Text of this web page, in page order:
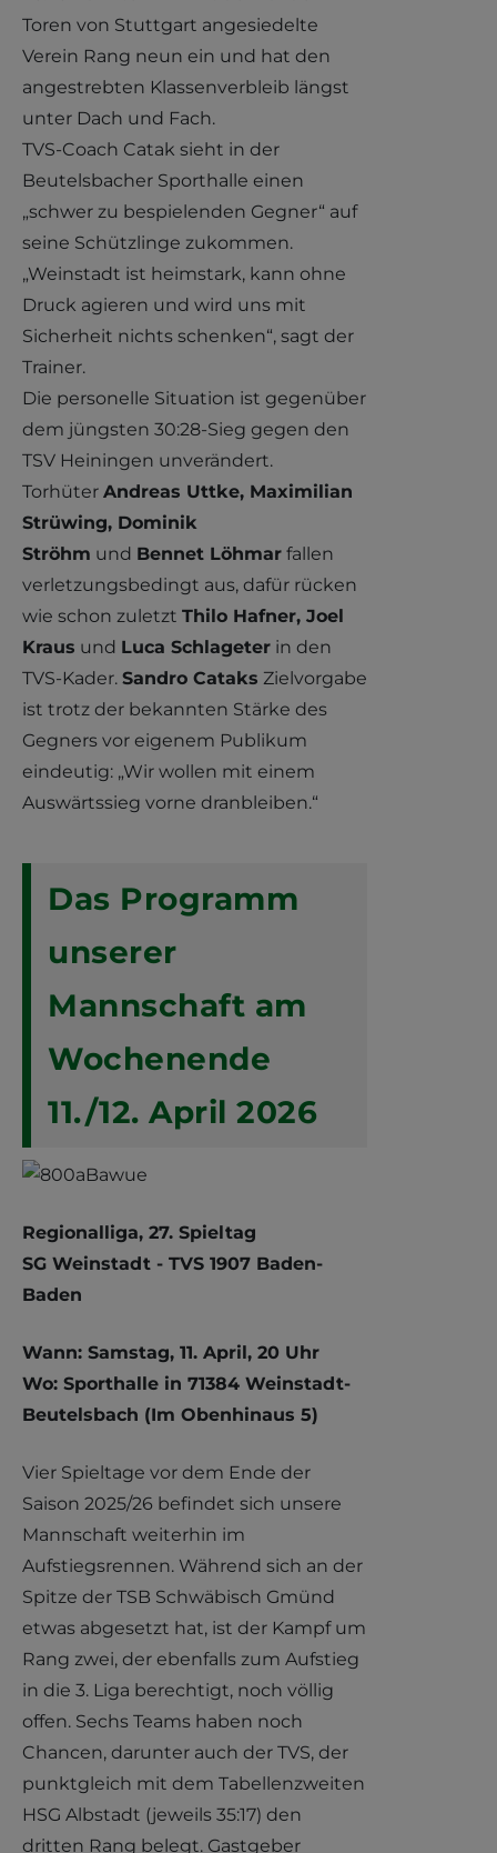
Toren von Stuttgart angesiedelte
Verein Rang neun ein und hat den
angestrebten Klassenverbleib längst
unter Dach und Fach.
TVS-Coach Catak sieht in der
Beutelsbacher Sporthalle einen
„schwer zu bespielenden Gegner“ auf
seine Schützlinge zukommen.
„Weinstadt ist heimstark, kann ohne
Druck agieren und wird uns mit
Sicherheit nichts schenken“, sagt der
Trainer.
Die personelle Situation ist gegenüber
dem jüngsten 30:28-Sieg gegen den
TSV Heiningen unverändert.
Torhüter Andreas Uttke, Maximilian
Strüwing, Dominik
Ströhm und Bennet Löhmar fallen
verletzungsbedingt aus, dafür rücken
wie schon zuletzt Thilo Hafner, Joel
Kraus und Luca Schlageter in den
TVS-Kader. Sandro Cataks Zielvorgabe
ist trotz der bekannten Stärke des
Gegners vor eigenem Publikum
eindeutig: „Wir wollen mit einem
Auswärtssieg vorne dranbleiben.“
Das Programm
unserer
Mannschaft am
Wochenende
11./12. April 2026
Regionalliga, 27. Spieltag
SG Weinstadt - TVS 1907 Baden-
Baden
Wann: Samstag, 11. April, 20 Uhr
Wo: Sporthalle in 71384 Weinstadt-
Beutelsbach (Im Obenhinaus 5)
Vier Spieltage vor dem Ende der
Saison 2025/26 befindet sich unsere
Mannschaft weiterhin im
Aufstiegsrennen. Während sich an der
Spitze der TSB Schwäbisch Gmünd
etwas abgesetzt hat, ist der Kampf um
Rang zwei, der ebenfalls zum Aufstieg
in die 3. Liga berechtigt, noch völlig
offen. Sechs Teams haben noch
Chancen, darunter auch der TVS, der
punktgleich mit dem Tabellenzweiten
HSG Albstadt (jeweils 35:17) den
dritten Rang belegt. Gastgeber